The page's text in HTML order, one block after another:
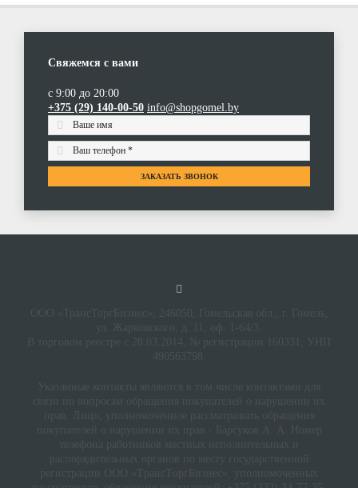
Кухонная мойка Blanco FAVOS mini
0 р.
В КОРЗИНУ
Свяжемся с вами
с 9:00 до 20:00
+375 (29) 140-00-50 info@shopgomel.by
ЗАКАЗАТЬ ЗВОНОК